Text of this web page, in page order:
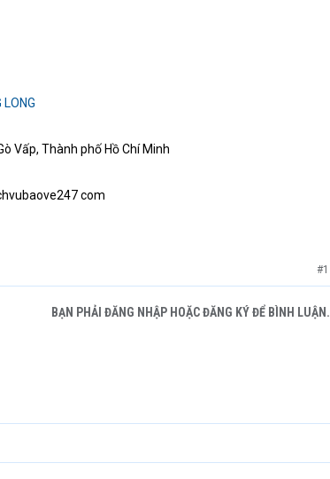
LONG
Vấp, Thành phố Hồ Chí Minh
com
#1
BẠN PHẢI ĐĂNG NHẬP HOẶC ĐĂNG KÝ ĐỂ BÌNH LUẬN.